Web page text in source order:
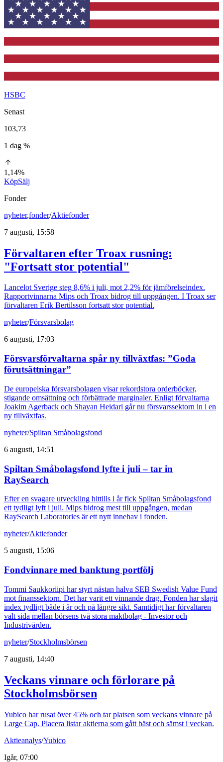
HSBC
Senast
103,73
1 dag %
1,14%
KöpSälj
Fonder
nyheter,fonder/Aktiefonder
7 augusti, 15:58
Förvaltaren efter Troax rusning:
"Fortsatt stor potential"
Lancelot Sverige steg 8,6% i juli, mot 2,2% för jämförelseindex.
Rapportvinnarna Mips och Troax bidrog till uppgången. I Troax ser
förvaltaren Erik Bertilsson fortsatt stor potential.
nyheter/Försvarsbolag
6 augusti, 17:03
Försvarsförvaltarna spår ny tillväxtfas: ”Goda
förutsättningar”
De europeiska försvarsbolagen visar rekordstora orderböcker,
stigande omsättning och förbättrade marginaler. Enligt förvaltarna
Joakim Agerback och Shayan Heidari går nu försvarssektorn in i en
ny tillväxtfas.
nyheter/Spiltan Småbolagsfond
6 augusti, 14:51
Spiltan Småbolagsfond lyfte i juli – tar in
RaySearch
Efter en svagare utveckling hittills i år fick Spiltan Småbolagsfond
ett tydligt lyft i juli. Mips bidrog mest till uppgången, medan
RaySearch Laboratories är ett nytt innehav i fonden.
nyheter/Aktiefonder
5 augusti, 15:06
Fondvinnare med banktung portfölj
Tommi Saukkoriipi har styrt nästan halva SEB Swedish Value Fund
mot finanssektorn. Det har varit ett vinnande drag. Fonden har slagit
index tydligt både i år och på längre sikt. Samtidigt har förvaltaren
valt sida mellan börsens två stora maktbolag - Investor och
Industrivärden.
nyheter/Stockholmsbörsen
7 augusti, 14:40
Veckans vinnare och förlorare på
Stockholmsbörsen
Yubico har rusat över 45% och tar platsen som veckans vinnare på
Large Cap. Placera listar aktierna som gått bäst och sämst i veckan.
Aktieanalys/Yubico
Igår, 07:00